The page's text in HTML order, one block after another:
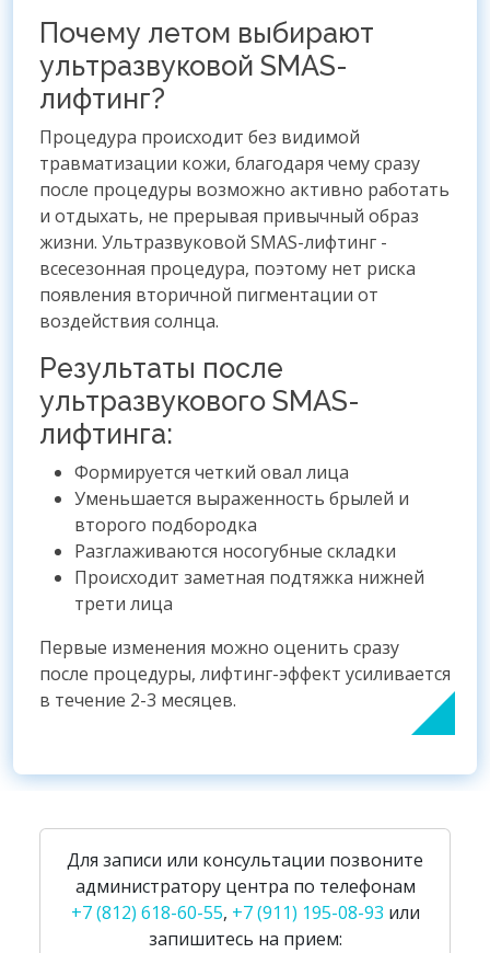
Почему летом выбирают
ультразвуковой SMAS-
лифтинг?
Процедура происходит без видимой
травматизации кожи, благодаря чему сразу
после процедуры возможно активно работать
и отдыхать, не прерывая привычный образ
жизни. Ультразвуковой SMAS-лифтинг -
всесезонная процедура, поэтому нет риска
появления вторичной пигментации от
воздействия солнца.
Результаты после
ультразвукового SMAS-
лифтинга:
Формируется четкий овал лица
Уменьшается выраженность брылей и
второго подбородка
Разглаживаются носогубные складки
Происходит заметная подтяжка нижней
трети лица
Первые изменения можно оценить сразу
после процедуры, лифтинг-эффект усиливается
в течение 2-3 месяцев.
Для записи или консультации позвоните
администратору центра по телефонам
+7 (812) 618-60-55, +7 (911) 195-08-93 или
запишитесь на прием: